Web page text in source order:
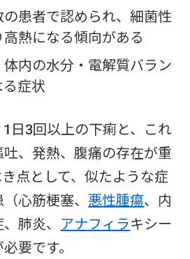
の患者で認められ、細菌性
熱になる傾向がある
体内の水分・電解質バラン
症状
日3回以上の下痢と、これ
、発熱、腹痛の存在が重
点として、似たような症
心筋梗塞、 悪性腫瘍、内
肺炎、 アナフィラキシー
要です。